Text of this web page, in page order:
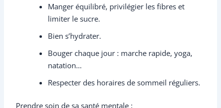
Manger équilibré, privilégier les fibres et
limiter le sucre.
Bien s’hydrater.
Bouger chaque jour : marche rapide, yoga,
natation…
Respecter des horaires de sommeil réguliers.
Prendre soin de sa santé mentale :